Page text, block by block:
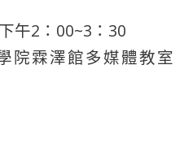
午2：00~3：30
院霖澤館多媒體教室